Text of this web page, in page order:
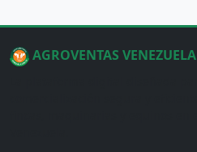
AGROVENTAS VENEZUELA